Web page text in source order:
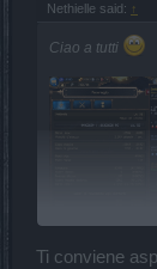
Nethielle said: ↑
Ciao a tutti
Ti conviene